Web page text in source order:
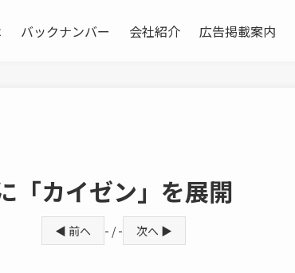
バックナンバー 会社紹介 広告掲載案内
カイゼン」を展開
◀ 前へ - / - 次へ ▶